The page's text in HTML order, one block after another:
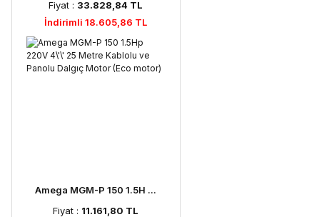
Fiyat : 33.828,84 TL
İndirimli 18.605,86 TL
Amega MGM-P 150 1.5H ...
Fiyat : 11.161,80 TL